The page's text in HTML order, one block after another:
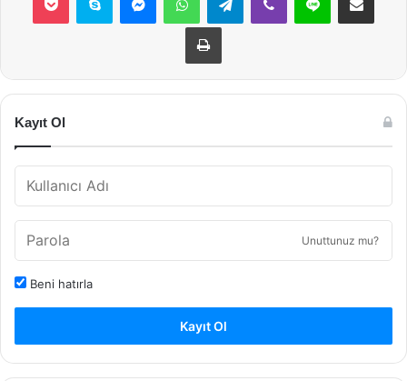
Yazdır
Kayıt Ol
Unuttunuz mu?
Beni hatırla
Kayıt Ol